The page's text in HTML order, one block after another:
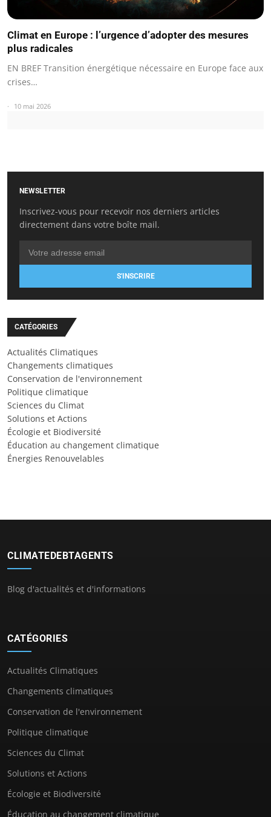
Climat en Europe : l’urgence d’adopter des mesures
plus radicales
EN BREF Transition énergétique nécessaire en Europe face aux
crises…
10 mai 2026
NEWSLETTER
Inscrivez-vous pour recevoir nos derniers articles
directement dans votre boîte mail.
S'INSCRIRE
CATÉGORIES
Actualités Climatiques
Changements climatiques
Conservation de l'environnement
Politique climatique
Sciences du Climat
Solutions et Actions
Écologie et Biodiversité
Éducation au changement climatique
Énergies Renouvelables
CLIMATEDEBTAGENTS
Blog d'actualités et d'informations
CATÉGORIES
Actualités Climatiques
Changements climatiques
Conservation de l'environnement
Politique climatique
Sciences du Climat
Solutions et Actions
Écologie et Biodiversité
Éducation au changement climatique